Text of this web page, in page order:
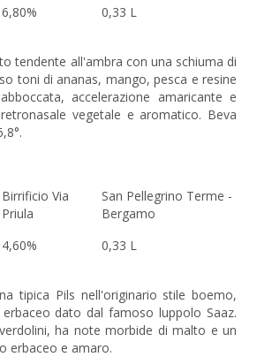
6,80% 0,33 L
tendente all'ambra con una schiuma di
toni di ananas, mango, pesca e resine
accelerazione amaricante e
vegetale e aromatico. Beva
Birrificio Via
Priula
San Pellegrino Terme -
Bergamo
4,60% 0,33 L
tipica Pils nell'originario stile boemo,
dato dal famoso luppolo Saaz.
ha note morbide di malto e un
erbaceo e amaro.